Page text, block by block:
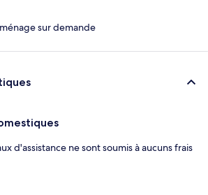
sur demande
d'assistance ne sont soumis à aucuns frais